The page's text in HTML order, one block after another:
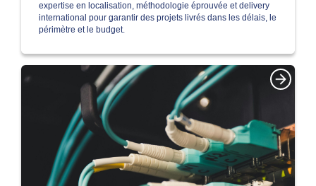
expertise en localisation, méthodologie éprouvée et delivery
international pour garantir des projets livrés dans les délais, le
périmètre et le budget.